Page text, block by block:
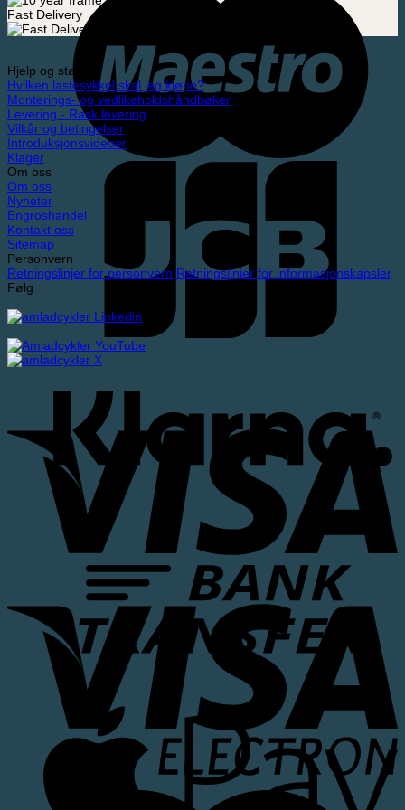
Fast Delivery
Hjelp og støtte
Hvilken lastesykkel skal jeg kjøpe?
Monterings- og vedlikeholdshåndbøker
Levering - Rask levering
Vilkår og betingelser
Introduksjonsvideoer
Klager
Om oss
Om oss
Nyheter
Engroshandel
Kontakt oss
Sitemap
Personvern
Retningslinjer for personvern Retningslinjer for informasjonskapsler
Følg